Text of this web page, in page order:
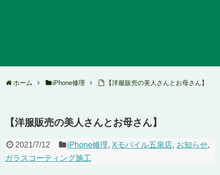
ホーム iPhone修理 【洋服販売の美人さんとお母さん】
【洋服販売の美人さんとお母さん】
2021/7/12 iPhone修理, Xモバイル五泉店, お知らせ,
ガラスコーティング施工